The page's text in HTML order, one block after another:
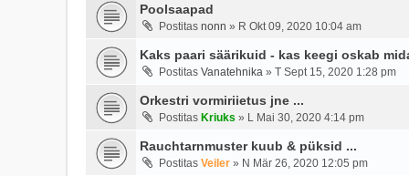
Poolsaapad
Postitas nonn » R Okt 09, 2020 10:04 am
Kaks paari säärikuid - kas keegi oskab
Postitas Vanatehnika » T Sept 15, 2020 1:28 pm
Orkestri vormiriietus jne ...
Postitas Kriuks » L Mai 30, 2020 4:14 pm
Rauchtarnmuster kuub & püksid ...
Postitas Veiler » N Mär 26, 2020 12:05 pm